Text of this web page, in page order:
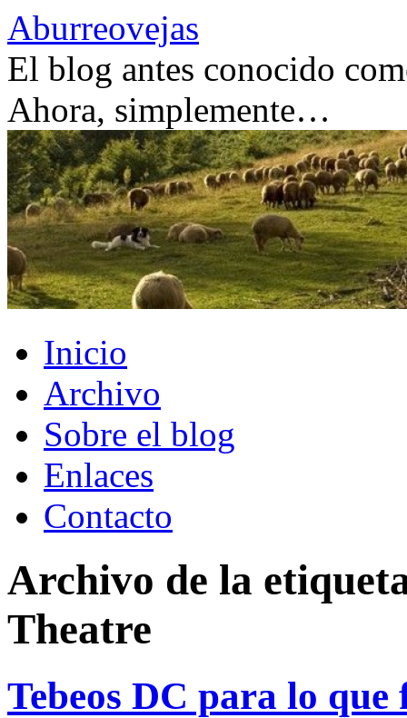
Saltar
al
contenido
Aburreovejas
El blog antes conocido
Ahora, simplemente…
Inicio
Archivo
Sobre el blog
Enlaces
Contacto
Archivo de la
Theatre
Tebeos DC para lo que